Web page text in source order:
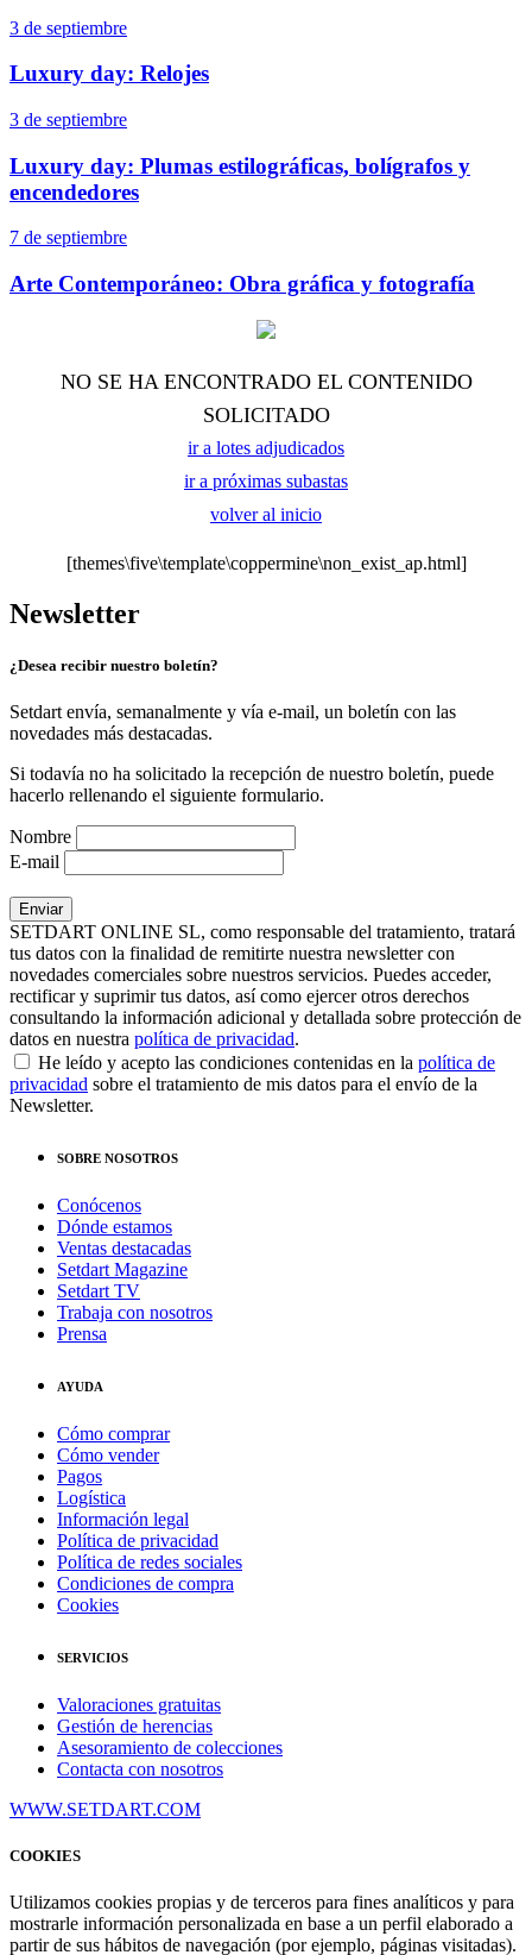
3 de septiembre
Luxury day: Relojes
3 de septiembre
Luxury day: Plumas estilográficas, bolígrafos y
encendedores
7 de septiembre
Arte Contemporáneo: Obra gráfica y fotografía
NO SE HA ENCONTRADO EL CONTENIDO
SOLICITADO
ir a lotes adjudicados
ir a próximas subastas
volver al inicio
[themes\five\template\coppermine\non_exist_ap.html]
Newsletter
¿Desea recibir nuestro boletín?
Setdart envía, semanalmente y vía e-mail, un boletín con las
novedades más destacadas.
Si todavía no ha solicitado la recepción de nuestro boletín, puede
hacerlo rellenando el siguiente formulario.
Nombre
E-mail
SETDART ONLINE SL, como responsable del tratamiento, tratará
tus datos con la finalidad de remitirte nuestra newsletter con
novedades comerciales sobre nuestros servicios. Puedes acceder,
rectificar y suprimir tus datos, así como ejercer otros derechos
consultando la información adicional y detallada sobre protección de
datos en nuestra política de privacidad.
He leído y acepto las condiciones contenidas en la política de
privacidad sobre el tratamiento de mis datos para el envío de la
Newsletter.
SOBRE NOSOTROS
Conócenos
Dónde estamos
Ventas destacadas
Setdart Magazine
Setdart TV
Trabaja con nosotros
Prensa
AYUDA
Cómo comprar
Cómo vender
Pagos
Logística
Información legal
Política de privacidad
Política de redes sociales
Condiciones de compra
Cookies
SERVICIOS
Valoraciones gratuitas
Gestión de herencias
Asesoramiento de colecciones
Contacta con nosotros
WWW.SETDART.COM
COOKIES
Utilizamos cookies propias y de terceros para fines analíticos y para
mostrarle información personalizada en base a un perfil elaborado a
partir de sus hábitos de navegación (por ejemplo, páginas visitadas).